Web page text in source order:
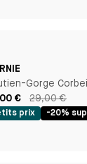
Gorge
€
29,00 €
prix -20%